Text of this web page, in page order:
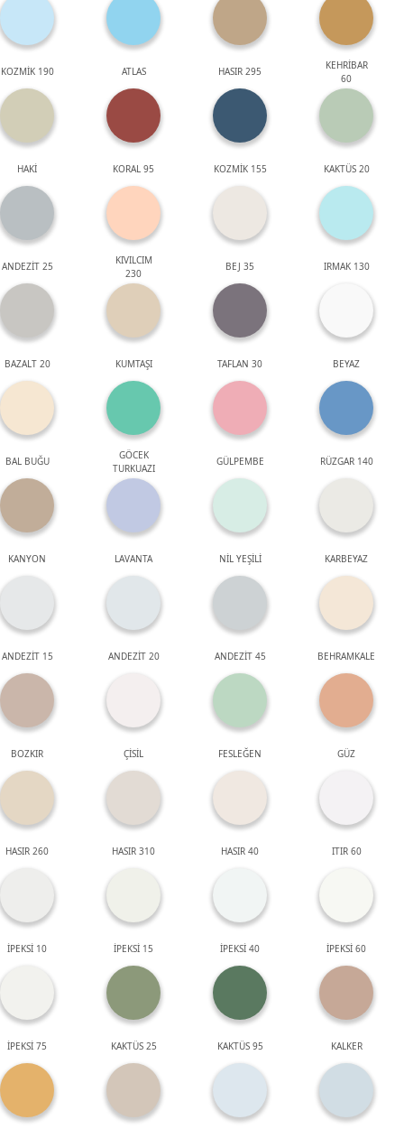
KOZMİK 190 ATLAS HASIR 295
KEHRİBAR
60
HAKİ KORAL 95 KOZMİK 155 KAKTÜS 20
ANDEZİT 25
KIVILCIM
230
BEJ 35 IRMAK 130
BAZALT 20 KUMTAŞI TAFLAN 30 BEYAZ
BAL BUĞU
GÖCEK
TURKUAZI
GÜLPEMBE RÜZGAR 140
KANYON LAVANTA NİL YEŞİLİ KARBEYAZ
ANDEZİT 15 ANDEZİT 20 ANDEZİT 45 BEHRAMKALE
BOZKIR ÇİSİL FESLEĞEN GÜZ
HASIR 260 HASIR 310 HASIR 40 ITIR 60
İPEKSİ 10 İPEKSİ 15 İPEKSİ 40 İPEKSİ 60
İPEKSİ 75 KAKTÜS 25 KAKTÜS 95 KALKER